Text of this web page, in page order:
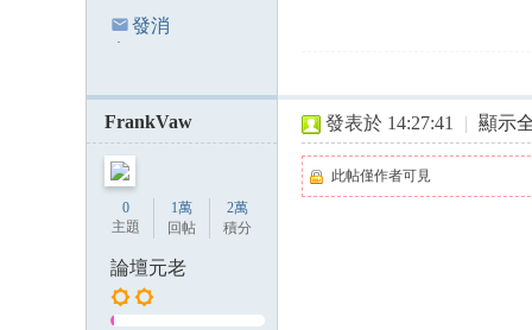
發消
FrankVaw
0
主題
1萬
回帖
2萬
積分
論壇元老
發表於 14:27:41 | 顯示
此帖僅作者可見